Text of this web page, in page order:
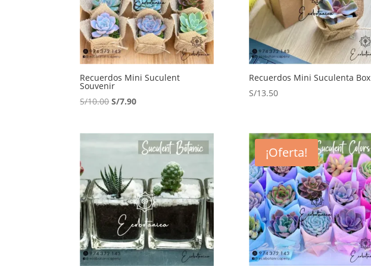
Recuerdos Mini Suculent
Souvenir
S/10.00El
S/10.00.
S/7.90El
es:
S/7.90.
Recuerdos Mini Suculenta Box
S/13.50
¡Oferta!